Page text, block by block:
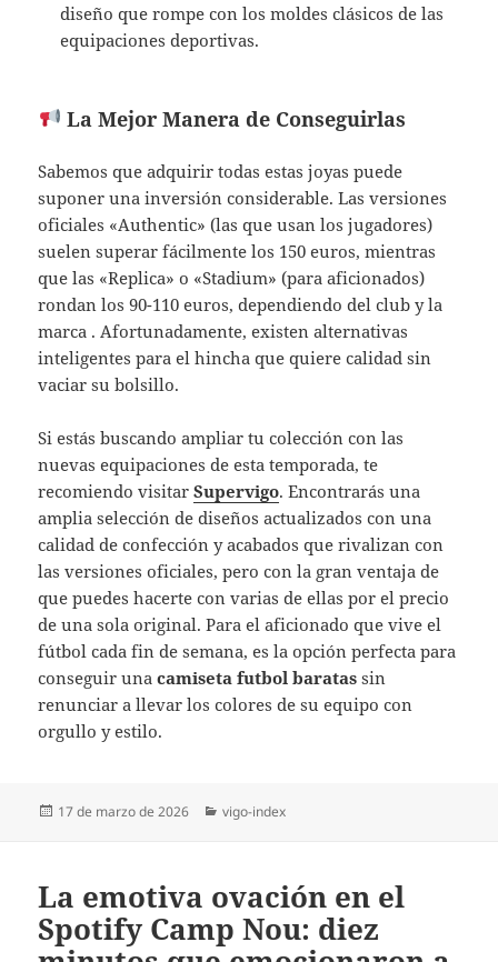
diseño que rompe con los moldes clásicos de las
equipaciones deportivas.
La Mejor Manera de Conseguirlas
Sabemos que adquirir todas estas joyas puede
suponer una inversión considerable. Las versiones
oficiales «Authentic» (las que usan los jugadores)
suelen superar fácilmente los 150 euros, mientras
que las «Replica» o «Stadium» (para aficionados)
rondan los 90-110 euros, dependiendo del club y la
marca . Afortunadamente, existen alternativas
inteligentes para el hincha que quiere calidad sin
vaciar su bolsillo.
Si estás buscando ampliar tu colección con las
nuevas equipaciones de esta temporada, te
recomiendo visitarSupervigo. Encontrarás una
amplia selección de diseños actualizados con una
calidad de confección y acabados que rivalizan con
las versiones oficiales, pero con la gran ventaja de
que puedes hacerte con varias de ellas por el precio
de una sola original. Para el aficionado que vive el
fútbol cada fin de semana, es la opción perfecta para
conseguir unacamiseta futbol baratas sin
renunciar a llevar los colores de su equipo con
orgullo y estilo.
Publicado
17 de marzo de 2026 Categorías
vigo-index
La emotiva ovación en el
Spotify Camp Nou: diez